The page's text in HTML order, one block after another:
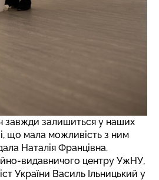
завжди залишиться у наших
що мала можливість з ним
Наталія Францівна.
видавничого центру УжНУ,
України Василь Ільницький у